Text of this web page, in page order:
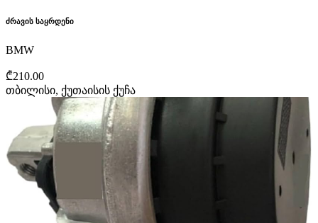
ძრავის საყრდენი
BMW
₾210.00
თბილისი, ქუთაისის ქუჩა